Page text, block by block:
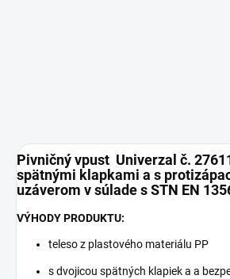
Pivničný vpust Univerzal č.
spätnými klapkami a s
uzáverom v súlade s STN EN
VÝHODY PRODUKTU:
teleso z plastového materiálu PP
s dvojicou spätných klapiek a a